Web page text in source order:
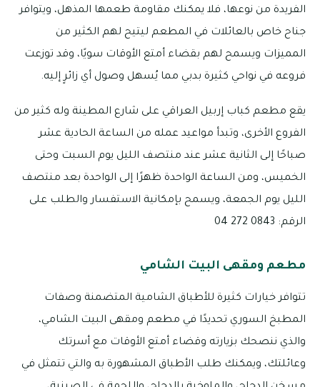
الفريدة من نوعها، فلا يمكنك مقاومة طعمها المذهل، ويتوافر
جناح خاص بالعائلات في المطعم ليتيح لهم الكثير من
المميزات ويسمح لهم بقضاء أمتع الأوقات سويًا، وقد توزعت
فروعه في نواحي كثيرة بدبي مما يُسهل وصول أي زائرٍ إليه.
يقع مطعم كباب إربيل العراقي على شارع المطينة وله كثير من
الفروع الأخرى، وتبدأ مواعيد عمله من الساعة الحادية عشر
صباحًا إلى الثانية عشر عند منتصف الليل يوم السبت وحتى
الخميس، ومن الساعة الواحدة ظهرًا إلى الواحدة بعد منتصف
الليل يوم الجمعة، ويسمح بإمكانية الاستفسار والطلب على
الرقم: 0843 272 04
مطعم ومقهى البيت الشامي
تتوافر خيارات كثيرة للأطباق الشامية المتضمنة وصفات
المطبخ السوري تحديدًا في مطعم ومقهى البيت الشامي،
والذي ننصحك بزيارته وقضاء أمتع الأوقات مع أسرتك
وعائلتك، ويمكنك طلب الأطباق المشهورة به والتي تتمثل في